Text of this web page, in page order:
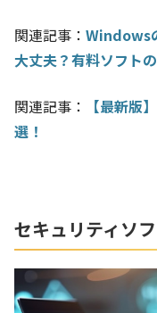
関連記事： Windows
大丈夫？有料ソフト
関連記事：
【最新版
選！
セキュリティソ